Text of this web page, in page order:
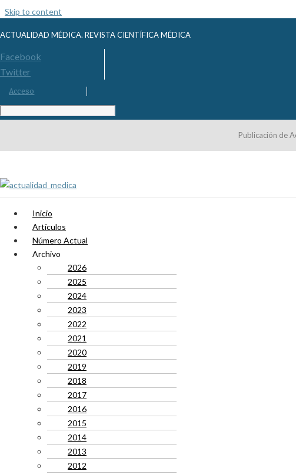
Skip to content
ACTUALIDAD MÉDICA. REVISTA CIENTÍFICA MÉDICA
Facebook
Twitter
Acceso
Publicación de
Inicio
Artículos
Número Actual
Archivo
2026
2025
2024
2023
2022
2021
2020
2019
2018
2017
2016
2015
2014
2013
2012